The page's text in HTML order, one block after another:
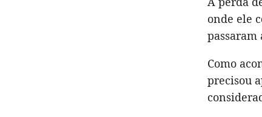
onde ele
Como
precisou